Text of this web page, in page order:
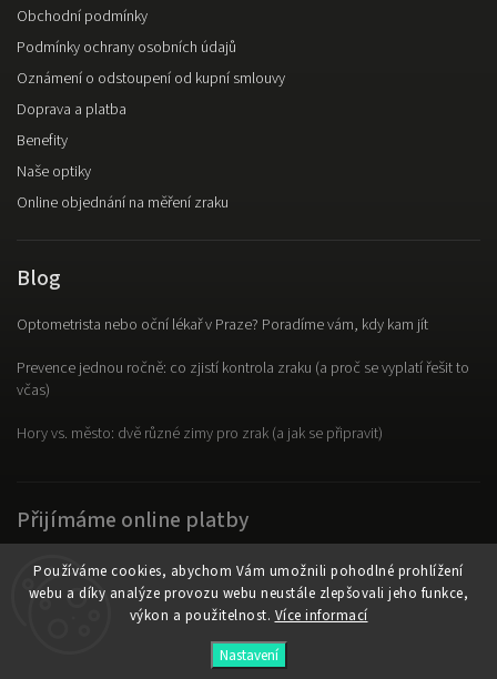
Používáme cookies, abychom Vám umožnili pohodlné prohlížení
webu a díky analýze provozu webu neustále zlepšovali jeho funkce,
výkon a použitelnost. Více informací
Nastavení
Obchodní podmínky
Podmínky ochrany osobních údajů
Oznámení o odstoupení od kupní smlouvy
Doprava a platba
Benefity
Naše optiky
Online objednání na měření zraku
Blog
Optometrista nebo oční lékař v Praze? Poradíme vám, kdy kam jít
Prevence jednou ročně: co zjistí kontrola zraku (a proč se vyplatí řešit to
včas)
Hory vs. město: dvě různé zimy pro zrak (a jak se připravit)
Přijímáme online platby
OpticLab. Všechna práva vyhrazena.